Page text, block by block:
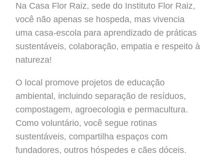
Na Casa Flor Raiz, sede do Instituto Flor Raiz,
você não apenas se hospeda, mas vivencia
uma casa-escola para aprendizado de práticas
sustentáveis, colaboração, empatia e respeito à
natureza!
O local promove projetos de educação
ambiental, incluindo separação de resíduos,
compostagem, agroecologia e permacultura.
Como voluntário, você segue rotinas
sustentáveis, compartilha espaços com
fundadores, outros hóspedes e cães dóceis.